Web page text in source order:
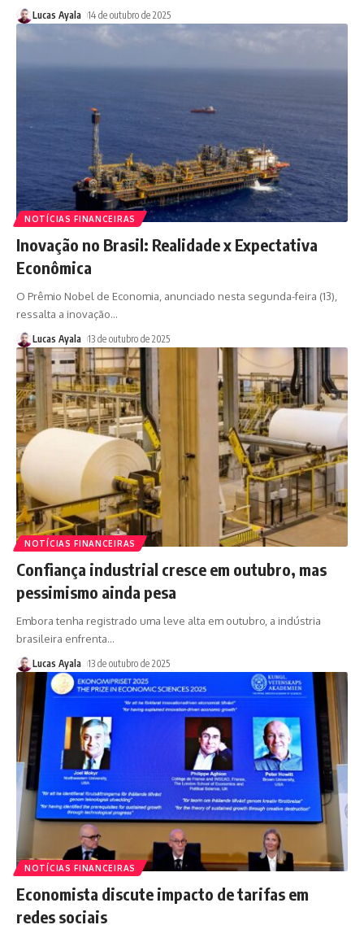
Lucas Ayala 14 de outubro de 2025
NOTÍCIAS FINANCEIRAS
Inovação no Brasil: Realidade x Expectativa
Econômica
O Prêmio Nobel de Economia, anunciado nesta segunda-feira (13),
ressalta a inovação…
Lucas Ayala 13 de outubro de 2025
NOTÍCIAS FINANCEIRAS
Confiança industrial cresce em outubro, mas
pessimismo ainda pesa
Embora tenha registrado uma leve alta em outubro, a indústria
brasileira enfrenta…
Lucas Ayala 13 de outubro de 2025
NOTÍCIAS FINANCEIRAS
Economista discute impacto de tarifas em
redes sociais